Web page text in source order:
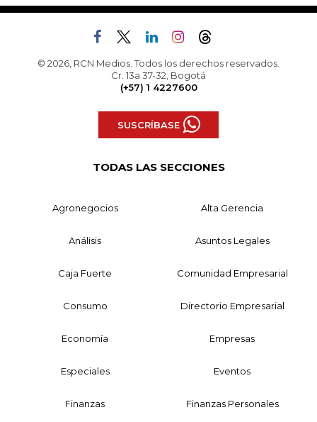
© 2026, RCN Medios. Todos los derechos reservados.
Cr. 13a 37-32, Bogotá
(+57) 1 4227600
SUSCRÍBASE
TODAS LAS SECCIONES
Agronegocios Alta Gerencia
Análisis Asuntos Legales
Caja Fuerte Comunidad Empresarial
Consumo Directorio Empresarial
Economía Empresas
Especiales Eventos
Finanzas Finanzas Personales